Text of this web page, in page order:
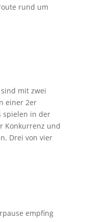
rund um
mit zwei
einer 2er
spielen in der
Konkurrenz und
Drei von vier
empfing